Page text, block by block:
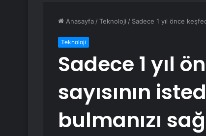
Anasayfa /Teknoloji / Sadece 1 yıl önce
Teknoloji
Sadece 1 yıl
sayısının
bulmanızı